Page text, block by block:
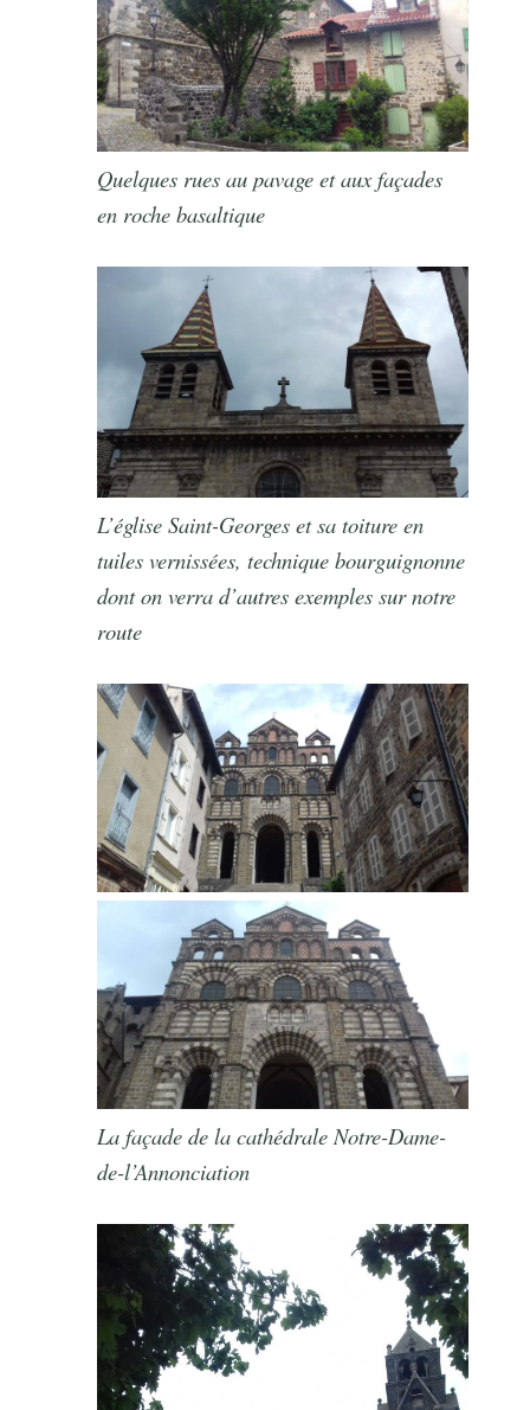
Quelques rues au pavage et aux façades
en roche basaltique
L’église Saint-Georges et sa toiture en
tuiles vernissées, technique bourguignonne
dont on verra d’autres exemples sur notre
route
La façade de la cathédrale Notre-Dame-
de-l’Annonciation